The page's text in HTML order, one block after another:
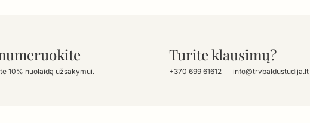
10% nuolaidą užsakymui.
Turite klausimų?
+370 699 61612 info@trvbaldustudija.lt